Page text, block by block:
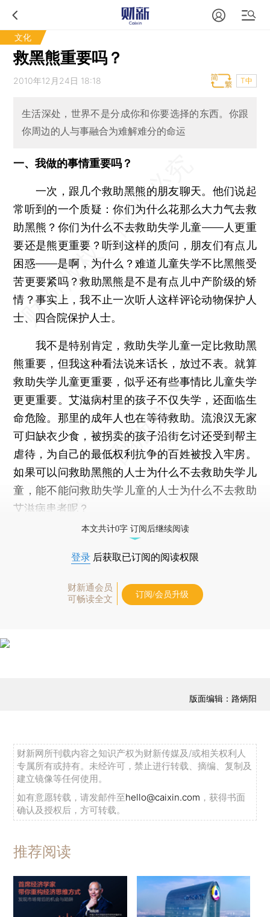
文化
救黑熊重要吗？
2010年12月24日 18:18 T中
生活深处，世界不是分成你和你要选择的东西。你跟
你周边的人与事融合为难解难分的命运
一、我做的事情重要吗？
一次，跟几个救助黑熊的朋友聊天。他们说起
常听到的一个质疑：你们为什么花那么大力气去救
助黑熊？你们为什么不去救助失学儿童——人更重
要还是熊更重要？听到这样的质问，朋友们有点儿
困惑——是啊，为什么？难道儿童失学不比黑熊受
苦更要紧吗？救助黑熊是不是有点儿中产阶级的矫
情？事实上，我不止一次听人这样评论动物保护人
士、四合院保护人士。
我不是特别肯定，救助失学儿童一定比救助黑
熊重要，但我这种看法说来话长，放过不表。就算
救助失学儿童更重要，似乎还有些事情比儿童失学
更更重要。艾滋病村里的孩子不仅失学，还面临生
命危险。那里的成年人也在等待救助。流浪汉无家
可归缺衣少食，被拐卖的孩子沿街乞讨还受到帮主
虐待，为自己的最低权利抗争的百姓被投入牢房。
如果可以问救助黑熊的人士为什么不去救助失学儿
童，能不能问救助失学儿童的人士为什么不去救助
艾滋病患者呢？
本文共计0字 订阅后继续阅读
登录 后获取已订阅的阅读权限
财新通会员
可畅读全文
订阅/会员升级
版面编辑：路炳阳
财新网所刊载内容之知识产权为财新传媒及/或相关权利人
专属所有或持有。未经许可，禁止进行转载、摘编、复制及
建立镜像等任何使用。
如有意愿转载，请发邮件至hello@caixin.com ，获得书面
确认及授权后，方可转载。
推荐阅读